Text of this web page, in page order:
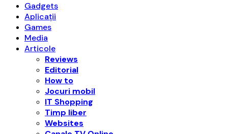
Gadgets
Aplicații
Games
Media
Articole
Reviews
Editorial
How to
Jocuri mobil
IT Shopping
Timp liber
Websites